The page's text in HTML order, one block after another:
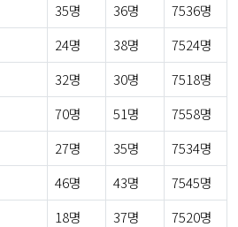
35명 36명
7536명
24명 38명
7524명
32명 30명
7518명
70명 51명
7558명
27명 35명
7534명
46명 43명
7545명
18명 37명
7520명